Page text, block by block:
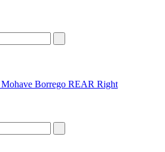
Borrego REAR Right